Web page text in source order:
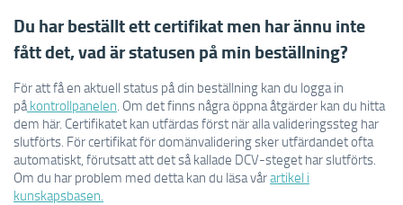
Du har beställt ett certifikat men har ännu inte
fått det, vad är statusen på min beställning?
För att få en aktuell status på din beställning kan du logga in
påkontrollpanelen. Om det finns några öppna åtgärder kan du hitta
dem här. Certifikatet kan utfärdas först när alla valideringssteg har
slutförts. För certifikat för domänvalidering sker utfärdandet ofta
automatiskt, förutsatt att det så kallade DCV-steget har slutförts.
Om du har problem med detta kan du läsa vårartikel i
kunskapsbasen.